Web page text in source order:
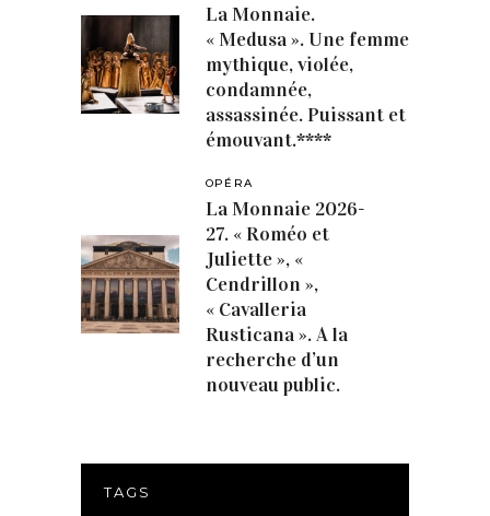
La Monnaie.
« Medusa ». Une femme
mythique, violée,
condamnée,
assassinée. Puissant et
émouvant.****
OPÉRA
La Monnaie 2026-
27. « Roméo et
Juliette », «
Cendrillon »,
« Cavalleria
Rusticana ». A la
recherche d’un
nouveau public.
TAGS